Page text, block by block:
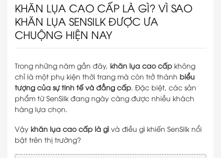
KHĂN LỤA CAO CẤP LÀ GÌ? VÌ SAO
KHĂN LỤA SENSILK ĐƯỢC ƯA
CHUỘNG HIỆN NAY
Trong những năm gần đây, khăn lụa cao cấp không
chỉ là một phụ kiện thời trang mà còn trở thành biểu
tượng của sự tinh tế và đẳng cấp. Đặc biệt, các sản
phẩm từ SenSilk đang ngày càng được nhiều khách
hàng lựa chọn.
Vậy khăn lụa cao cấp là gì và điều gì khiến SenSilk nổi
bật trên thị trường?